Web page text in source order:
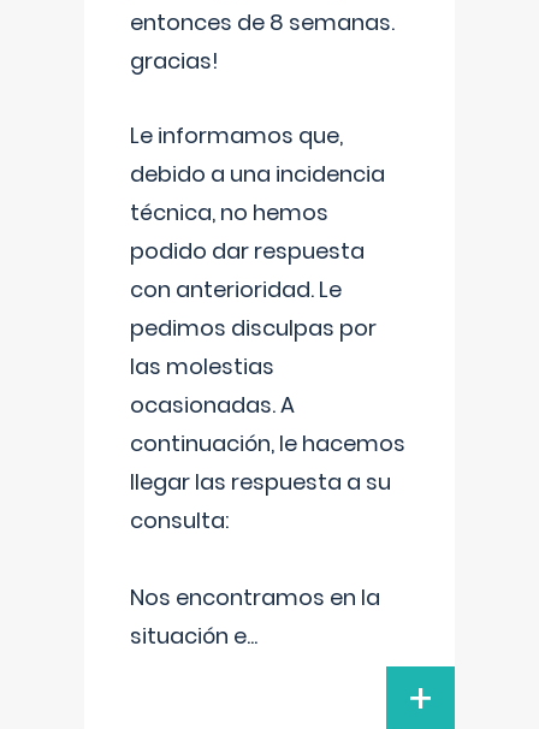
entonces de 8 semanas.
gracias!
Le informamos que,
debido a una incidencia
técnica, no hemos
podido dar respuesta
con anterioridad. Le
pedimos disculpas por
las molestias
ocasionadas. A
continuación, le hacemos
llegar las respuesta a su
consulta:
Nos encontramos en la
situación e...
+